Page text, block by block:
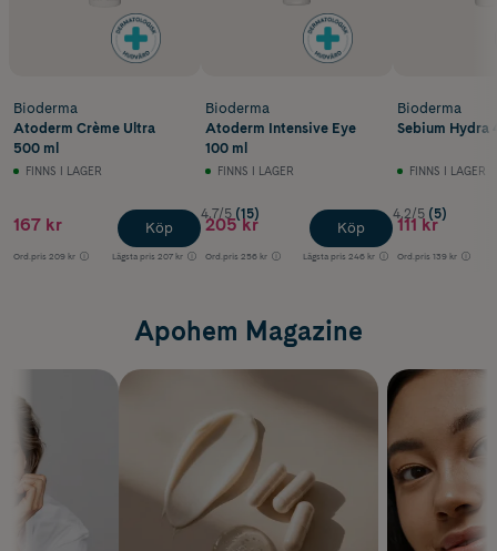
Bioderma
Atoderm Crème Ultra
500 ml
FINNS I LAGER
167 kr
Ord.pris 209 kr Lägsta pris 207 kr
Köp
Bioderma
Atoderm Intensive Eye
100 ml
FINNS I LAGER
4.7/5 (15)
205 kr
Ord.pris 256 kr Lägsta pris 246 kr
Köp
Bioderma
Sebium Hydra
FINNS I LAGER
4.2/5 (5)
111 kr
Ord.pris 139 kr
Apohem Magazine